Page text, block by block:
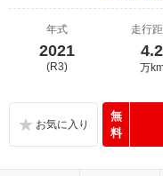
年式
2021
(R3)
走行
4.2
万
無
料